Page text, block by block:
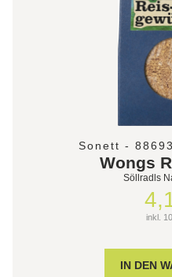
Sonett -
Wongs
Söllradls
inkl.